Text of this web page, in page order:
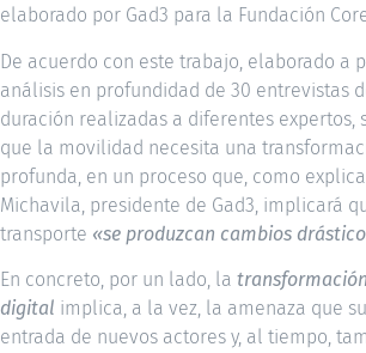
elaborado por Gad3 para la Fundación
De acuerdo con este trabajo, elaborado a
análisis en profundidad de 30 entrevistas
duración realizadas a diferentes expertos,
que la movilidad necesita una
profunda, en un proceso que, como
Michavila, presidente de Gad3, implicará
transporte «se produzcan cambios
En concreto, por un lado, la transformación
digital implica, a la vez, la amenaza que
entrada de nuevos actores y, al tiempo,